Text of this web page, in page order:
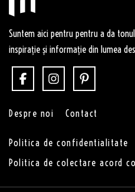
Suntem aici pentru pentru a da
inspirație și informație din lumea
Despre noi Contact
Politica de confidentialitate
Politica de colectare acord